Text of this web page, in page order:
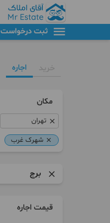
ثبت درخواست
خرید اجاره
مکان
شهرک غرب
برج
برج
قیمت اجاره